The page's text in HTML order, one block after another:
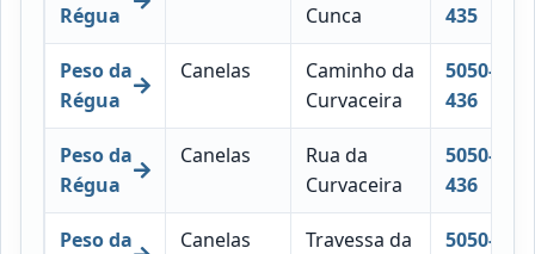
Régua
Cunca
435
Peso da
Régua
Canelas
Caminho da
Curvaceira
5050-
436
Peso da
Régua
Canelas
Rua da
Curvaceira
5050-
436
Peso da
Canelas
Travessa da
5050-